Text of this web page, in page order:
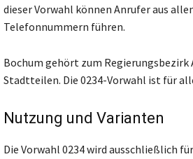
dieser Vorwahl können Anrufer aus
Telefonnummern führen.
Bochum gehört zum
Stadtteilen. Die 0234-Vorwahl ist für
Nutzung und Varianten
Die Vorwahl 0234 wird ausschließlich